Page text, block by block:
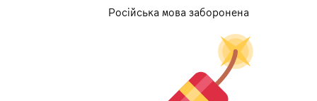
Російська мова заборонена